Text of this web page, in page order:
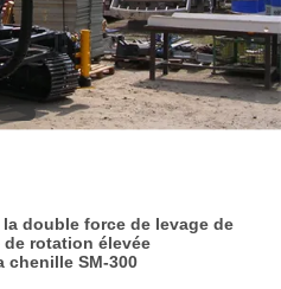
double force de levage de
de rotation élevée
chenille SM-300